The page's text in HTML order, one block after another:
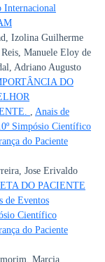
Internacional
Izolina Guilherme
Manuele Eloy de
Adriano Augusto
DO
, Anais de
Simpósio Científico
do Paciente
Jose Erivaldo
DO PACIENTE
de Eventos
Científico
do Paciente
Marcia